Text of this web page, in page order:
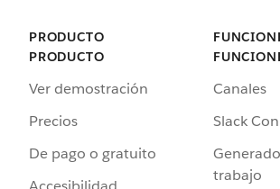
PRODUCTO
PRODUCTO
Ver demostración
Precios
De pago o gratuito
Canales
Slack
trabajo